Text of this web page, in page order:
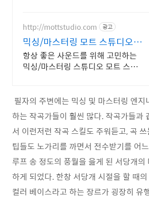
http://mottstudio.com 광고
믹싱/마스터링 모트 스튜디오
카드결제, 세금계산서 가능
항상 좋은 사운드를 위해 고민하는
믹싱/마스터링 스튜디오 모트 스튜
필자의 주변에는 믹싱 및 마스터링 엔지
하는 작곡가들이 훨씬 많다. 작곡가들과
서 이런저런 작곡 스킬도 주워듣고, 곡
팁들도 노가리를 까면서 전수받기를 어
루프 송 정도의 풍월을 읊게 된 서당개의
하게 되었다. 한창 서당개 시절을 할 때
컬러 베이스라고 하는 장르가 굉장히 유